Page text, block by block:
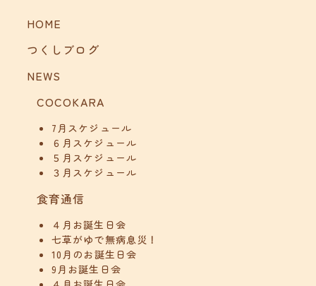
HOME
つくしブログ
NEWS
COCOKARA
7月スケジュール
６月スケジュール
５月スケジュール
３月スケジュール
食育通信
４月お誕生日会
七草がゆで無病息災！
10月のお誕生日会
9月お誕生日会